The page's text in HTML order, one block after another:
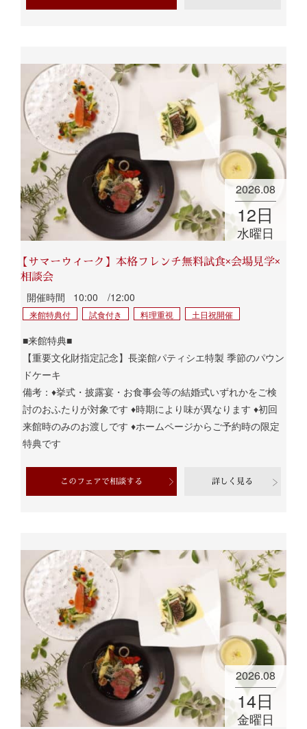
2026.08
12日
水曜日
【サマーウィーク】本格フレンチ無料試食×会場見学×
相談会
開催時間 10:00 /12:00
来館特典付 試食付き 料理重視 土日祝開催
■来館特典■
【重要文化財指定記念】長楽館パティシエ特製 季節のパウン
ドケーキ
備考：♦挙式・披露宴・お食事会等の結婚式いずれかをご検
討のおふたりが対象です ♦時期により味が異なります ♦初回
来館時のみのお渡しです ♦ホームページからご予約時の限定
特典です
このフェアで相談する 詳しく見る
2026.08
14日
金曜日